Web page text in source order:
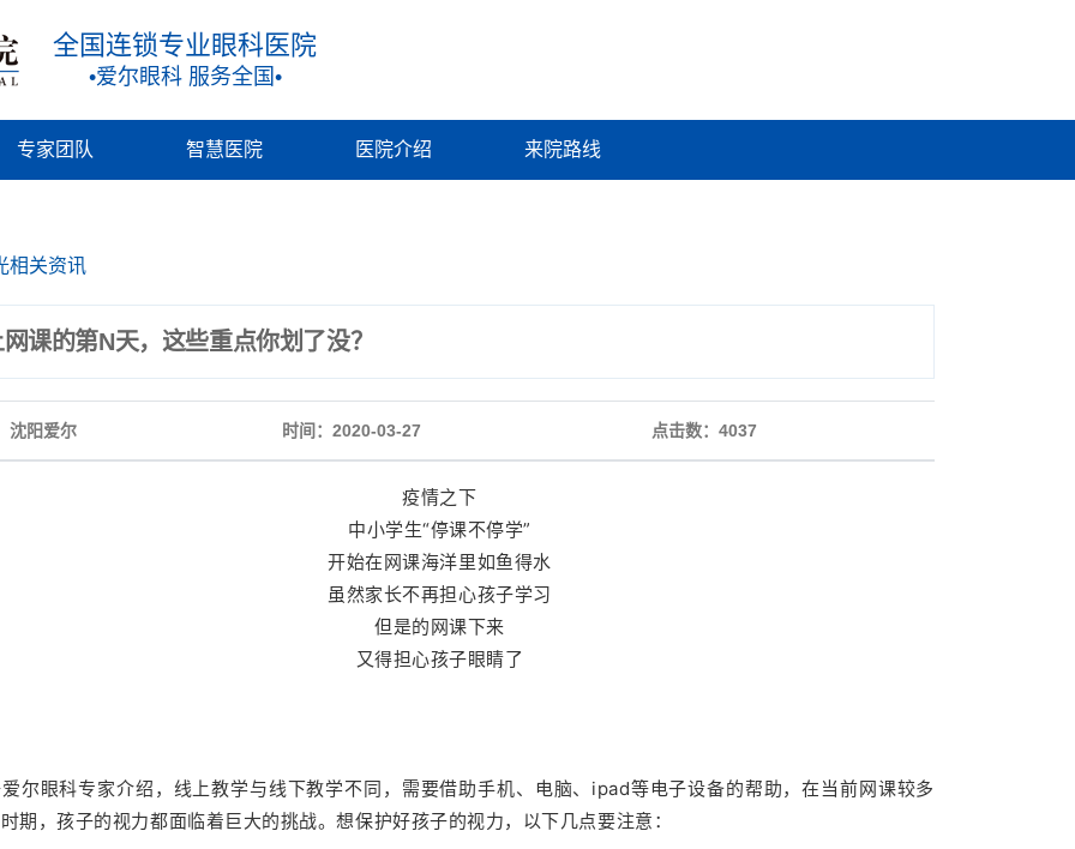
全国连锁专业眼科医院
•爱尔眼科 服务全国•
专家团队 智慧医院 医院介绍 来院路线
相关资讯
课的第N天，这些重点你划了没？
沈阳爱尔 时间：2020-03-27 点击数： 4037
疫情之下
中小学生“停课不停学”
开始在网课海洋里如鱼得水
虽然家长不再担心孩子学习
但是的网课下来
又得担心孩子眼睛了
尔眼科专家介绍，线上教学与线下教学不同，需要借助手机、电脑、ipad等电子设备的帮助，在当前网课较多
期，孩子的视力都面临着巨大的挑战。想保护好孩子的视力，以下几点要注意：